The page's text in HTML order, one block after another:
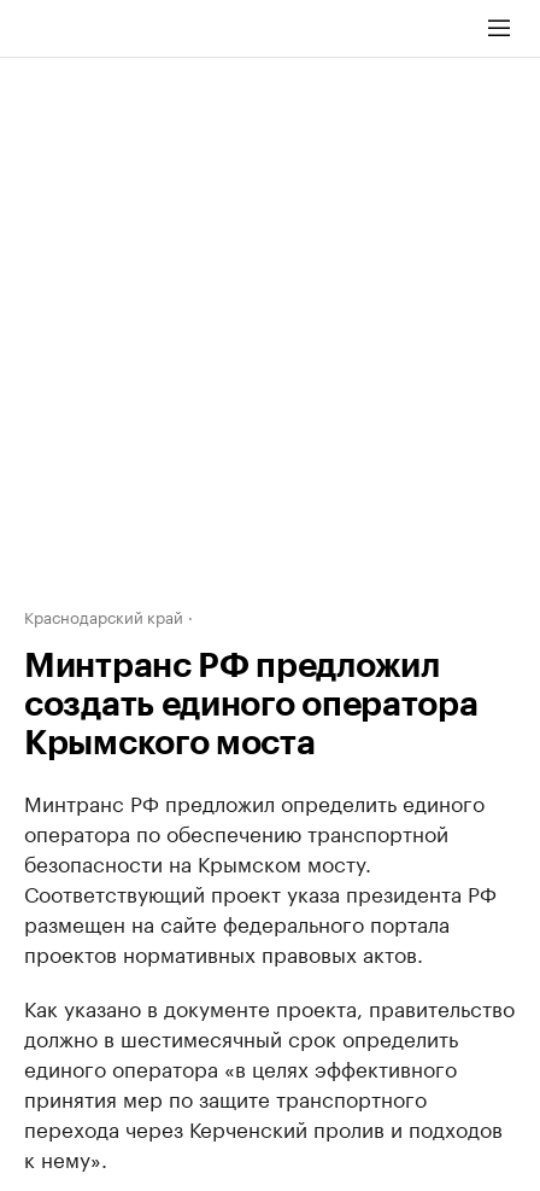
Краснодарский край
Минтранс РФ предложил
создать единого оператора
Крымского моста
Минтранс РФ предложил определить единого
оператора по обеспечению транспортной
безопасности на Крымском мосту.
Соответствующий проект указа президента РФ
размещен на сайте федерального портала
проектов нормативных правовых актов.
Как указано в документе проекта, правительство
должно в шестимесячный срок определить
единого оператора «в целях эффективного
принятия мер по защите транспортного
перехода через Керченский пролив и подходов
к нему».